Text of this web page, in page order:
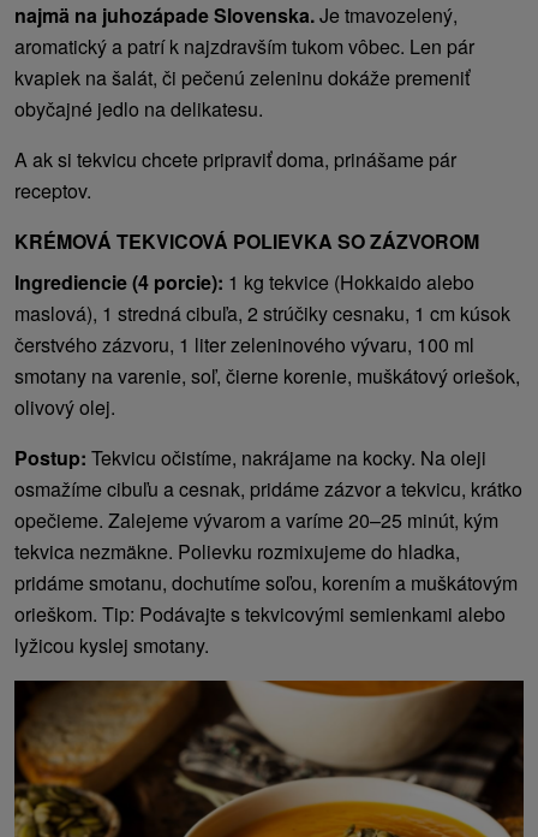
najmä na juhozápade Slovenska.Je tmavozelený,
aromatický a patrí k najzdravším tukom vôbec. Len pár
kvapiek na šalát, či pečenú zeleninu dokáže premeniť
obyčajné jedlo na delikatesu.
A ak si tekvicu chcete pripraviť doma, prinášame pár
receptov.
KRÉMOVÁ TEKVICOVÁ POLIEVKA SO ZÁZVOROM
Ingrediencie (4 porcie): 1 kg tekvice (Hokkaido alebo
maslová), 1 stredná cibuľa, 2 strúčiky cesnaku, 1 cm kúsok
čerstvého zázvoru, 1 liter zeleninového vývaru, 100 ml
smotany na varenie, soľ, čierne korenie, muškátový oriešok,
olivový olej.
Postup: Tekvicu očistíme, nakrájame na kocky. Na oleji
osmažíme cibuľu a cesnak, pridáme zázvor a tekvicu, krátko
opečieme. Zalejeme vývarom a varíme 20–25 minút, kým
tekvica nezmäkne. Polievku rozmixujeme do hladka,
pridáme smotanu, dochutíme soľou, korením a muškátovým
orieškom. Tip: Podávajte s tekvicovými semienkami alebo
lyžicou kyslej smotany.